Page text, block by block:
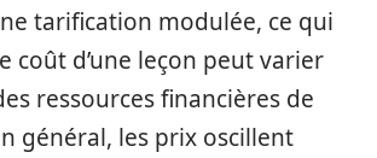
tarification modulée, ce qui
coût d’une leçon peut varier
ressources financières de
général, les prix oscillent